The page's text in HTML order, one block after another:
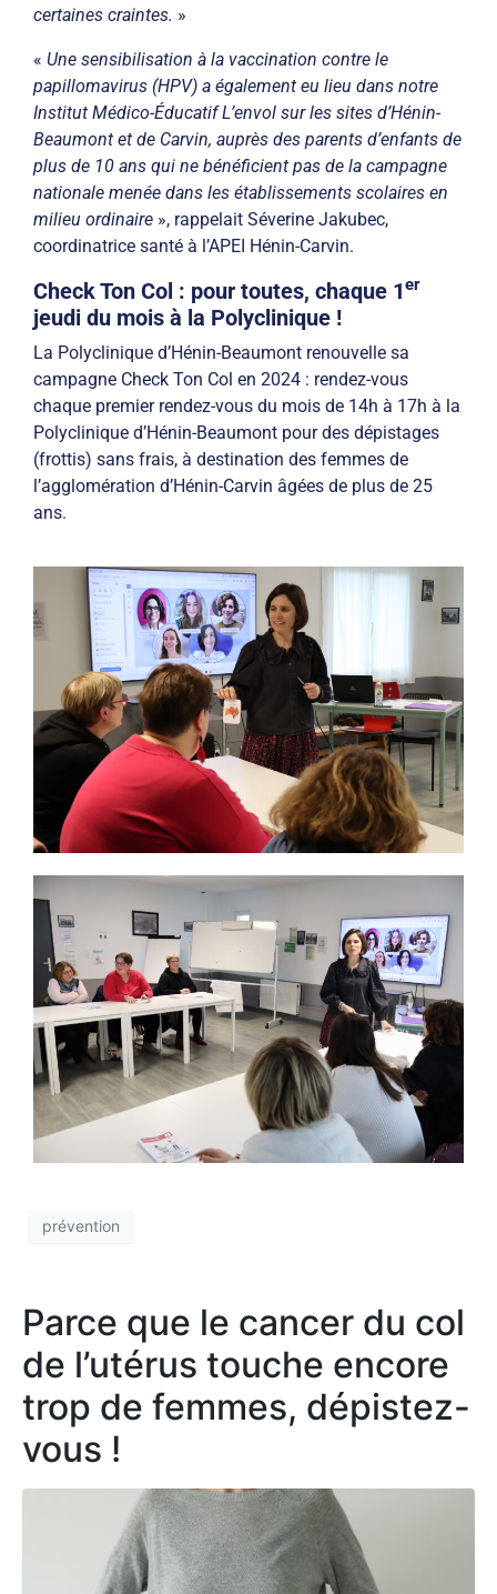
certaines craintes. »
« Une sensibilisation à la vaccination contre le
papillomavirus (HPV) a également eu lieu dans notre
Institut Médico-Éducatif L’envol sur les sites d’Hénin-
Beaumont et de Carvin, auprès des parents d’enfants de
plus de 10 ans qui ne bénéficient pas de la campagne
nationale menée dans les établissements scolaires en
milieu ordinaire », rappelait Séverine Jakubec,
coordinatrice santé à l’APEI Hénin-Carvin.
Check Ton Col : pour toutes, chaque 1er
jeudi du mois à la Polyclinique !
La Polyclinique d’Hénin-Beaumont renouvelle sa
campagne Check Ton Col en 2024 : rendez-vous
chaque premier rendez-vous du mois de 14h à 17h à la
Polyclinique d’Hénin-Beaumont pour des dépistages
(frottis) sans frais, à destination des femmes de
l’agglomération d’Hénin-Carvin âgées de plus de 25
ans.
prévention
Parce que le cancer du col
de l’utérus touche encore
trop de femmes, dépistez-
vous !